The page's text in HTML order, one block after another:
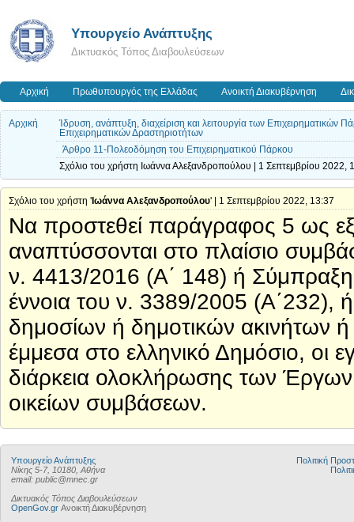
Υπουργείο Ανάπτυξης
Δικτυακός Τόπος Διαβουλεύσεων
Αρχική Πρωθυπουργός της Ελλάδας Ανοικτή Διακυβέρνηση
Αρχική
Ίδρυση, ανάπτυξη, διαχείριση και λειτουργία των
Επιχειρηματικών Δραστηριοτήτων
Άρθρο 11-Πολεοδόμηση του Επιχειρηματικού Πάρκου
Σχόλιο του χρήστη Ιωάννα Αλεξανδροπούλου | 1 Σεπτεμβρίου 2022,
Σχόλιο του χρήστη ' Ιωάννα Αλεξανδροπούλου' | 1 Σεπτεμβρίου 2022, 13:37
Να προστεθεί παράγραφος 5 ως
αναπτύσσονται στο πλαίσιο
ν. 4413/2016 (Α΄ 148) ή
έννοια του ν. 3389/2005
δημοσίων ή δημοτικών ακινήτων
έμμεσα στο ελληνικό Δημόσιο, οι
διάρκεια ολοκλήρωσης των
οικείων συμβάσεων.
Υπουργείο Ανάπτυξης
Νίκης 5-7, 10180, Αθήνα
email: public@mnec.gr
Δικτυακός Τόπος Διαβουλεύσεων
OpenGov.gr Ανοικτή Διακυβέρνηση
Πολιτική